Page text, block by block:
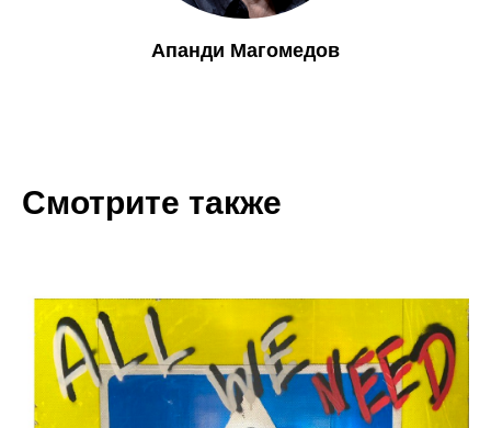
Апанди Магомедов
Смотрите также